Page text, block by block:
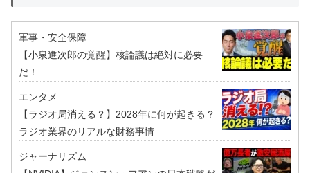
軍事・安全保障
【小泉進次郎の覚醒】核論議は絶対に必要
だ！
エンタメ
【ラジオ局消える？】2028年に何が起きる？
ラジオ業界のリアルな財務事情
ジャーナリズム